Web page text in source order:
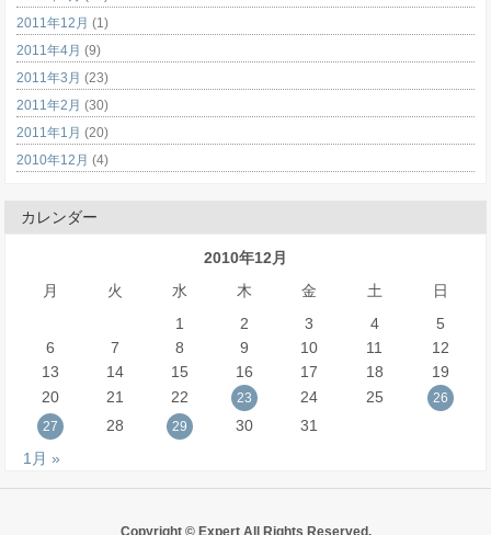
2011年12月 (1)
2011年4月 (9)
2011年3月 (23)
2011年2月 (30)
2011年1月 (20)
2010年12月 (4)
カレンダー
2010年12月
月
火 水 木 金 土
日
1
2 3 4
5
6
7 8 9 10 11
12
13
14 15 16 17 18
19
20
21 22 23 24 25
26
27
28 29 30
31
1月 »